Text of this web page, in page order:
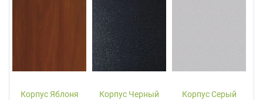
Корпус Яблоня
Корпус Черный Корпус Серый